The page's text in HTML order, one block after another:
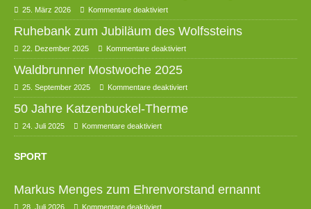
25. März 2026 Kommentare deaktiviert
Ruhebank zum Jubiläum des Wolfssteins
22. Dezember 2025 Kommentare deaktiviert
Waldbrunner Mostwoche 2025
25. September 2025 Kommentare deaktiviert
50 Jahre Katzenbuckel-Therme
24. Juli 2025 Kommentare deaktiviert
SPORT
Markus Menges zum Ehrenvorstand ernannt
28. Juli 2026 Kommentare deaktiviert